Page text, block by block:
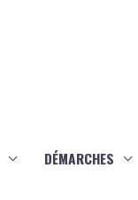
DÉMARCHES